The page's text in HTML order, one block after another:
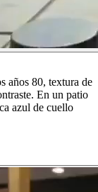
años 80, textura de
En un patio
azul de cuello